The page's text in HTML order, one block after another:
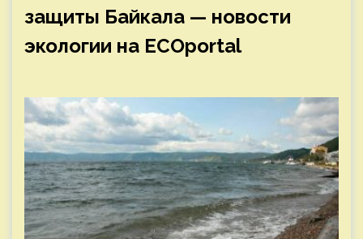
защиты Байкала — новости
экологии на ECOportal